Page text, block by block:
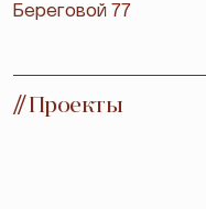
Береговой 77
// Проекты